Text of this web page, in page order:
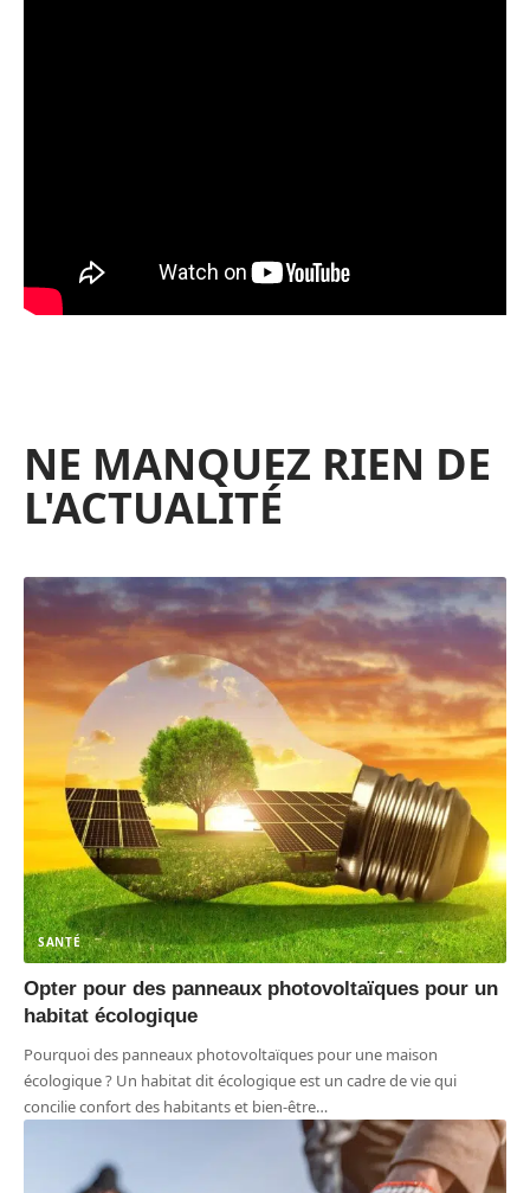
NE MANQUEZ RIEN DE
L'ACTUALITÉ
SANTÉ
Opter pour des panneaux photovoltaïques pour un
habitat écologique
Pourquoi des panneaux photovoltaïques pour une maison
écologique ? Un habitat dit écologique est un cadre de vie qui
concilie confort des habitants et bien-être…